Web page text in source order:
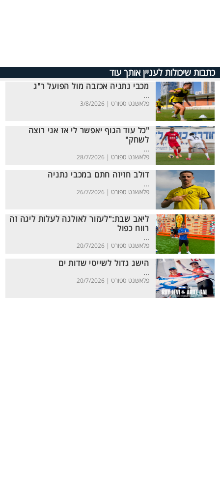
כתבות שיכולות לעניין אותך עוד
מכבי נתניה אכזבה מול הפועל ר"ג
...
פלאשנט ספורט | 3/8/2026
"כל עוד הגוף יאפשר לי אז אני רוצה
לשחק"
...
פלאשנט ספורט | 28/7/2026
דולב חזיזה חתם במכבי נתניה
...
פלאשנט ספורט | 26/7/2026
ליאב שבת:"לעזור לאולגה לעלות ליגה זה
רווח כפול
...
פלאשנט ספורט | 20/7/2026
הישג גדול לשייטי שדות ים
...
פלאשנט ספורט | 20/7/2026